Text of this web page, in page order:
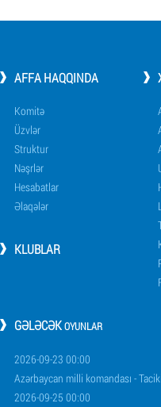
AFFA HAQQINDA
Komitə
Üzvlər
Struktur
Nəşrlər
Hesabatlar
Əlaqələr
KLUBLAR
GƏLƏCƏKOYUNLAR
2026-09-23 00:00
Azərbaycan milli komandası -
2026-09-25 00:00